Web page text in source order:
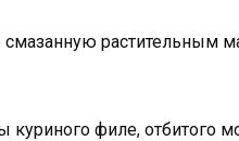
растительным
куриного филе, отбитого